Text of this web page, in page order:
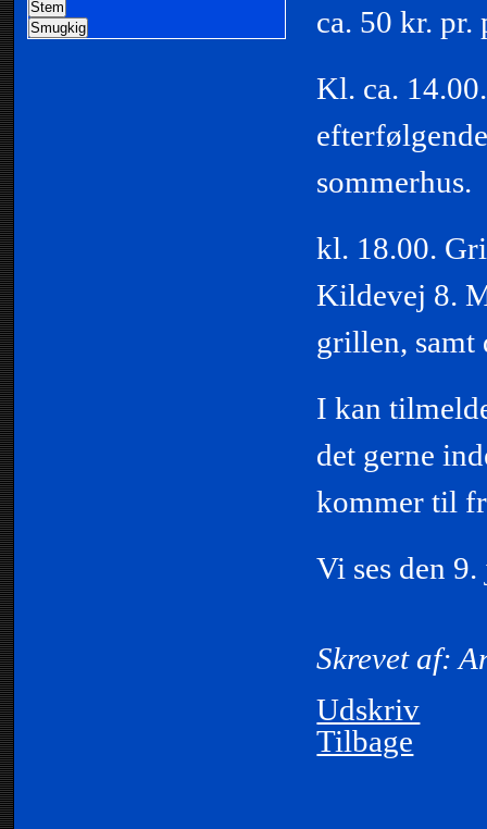
ca. 50 kr. pr.
Kl. ca.
sommerhus.
kl. 18.00.
Kildevej 8.
grillen, samt
I kan
det gerne
kommer til
Vi ses den
Skrevet af:
Udskriv
Tilbage